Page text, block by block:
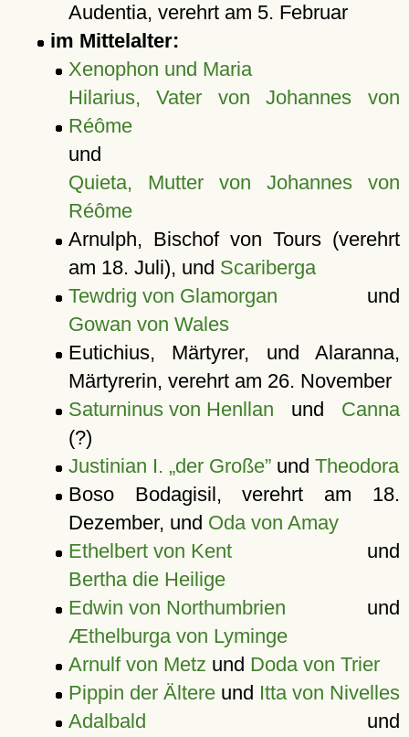
Audentia, verehrt am 5. Februar
im Mittelalter:
Xenophon und Maria
Hilarius, Vater von Johannes von
Réôme
und
Quieta, Mutter von Johannes von
Réôme
Arnulph, Bischof von Tours (verehrt
am 18. Juli), und Scariberga
Tewdrig von Glamorgan und
Gowan von Wales
Eutichius, Märtyrer, und Alaranna,
Märtyrerin, verehrt am 26. November
Saturninus von Henllan und Canna
(?)
Justinian I. „der Große”und Theodora
Boso Bodagisil, verehrt am 18.
Dezember, und Oda von Amay
Ethelbert von Kentund
Bertha die Heilige
Edwin von Northumbrien und
Æthelburga von Lyminge
Arnulf von Metz und Doda von Trier
Pippin der Ältereund Itta von Nivelles
Adalbald und